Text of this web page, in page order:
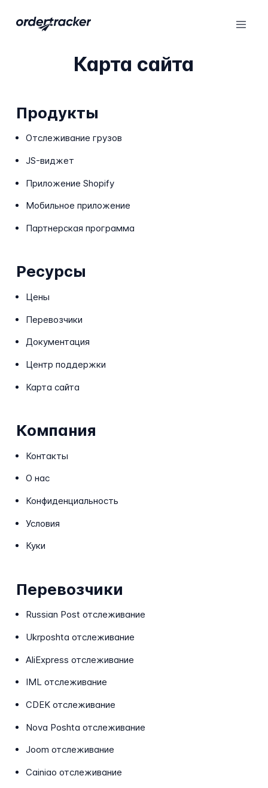
Карта сайта
Продукты
Отслеживание грузов
JS-виджет
Приложение Shopify
Мобильное приложение
Партнерская программа
Ресурсы
Цены
Перевозчики
Документация
Центр поддержки
Карта сайта
Компания
Контакты
О нас
Конфиденциальность
Условия
Куки
Перевозчики
Russian Post отслеживание
Ukrposhta отслеживание
AliExpress отслеживание
IML отслеживание
CDEK отслеживание
Nova Poshta отслеживание
Joom отслеживание
Cainiao отслеживание